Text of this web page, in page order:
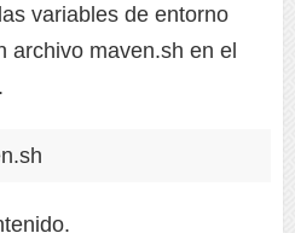
variables de entorno
archivo maven.sh en el